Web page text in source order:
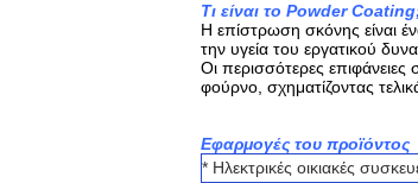
Τι είναι το Powder
Η επίστρωση σκόνης είναι
την υγεία του εργατικού
Οι περισσότερες
φούρνο, σχηματίζοντας
Εφαρμογές του προϊόντος
* Ηλεκτρικές οικιακές